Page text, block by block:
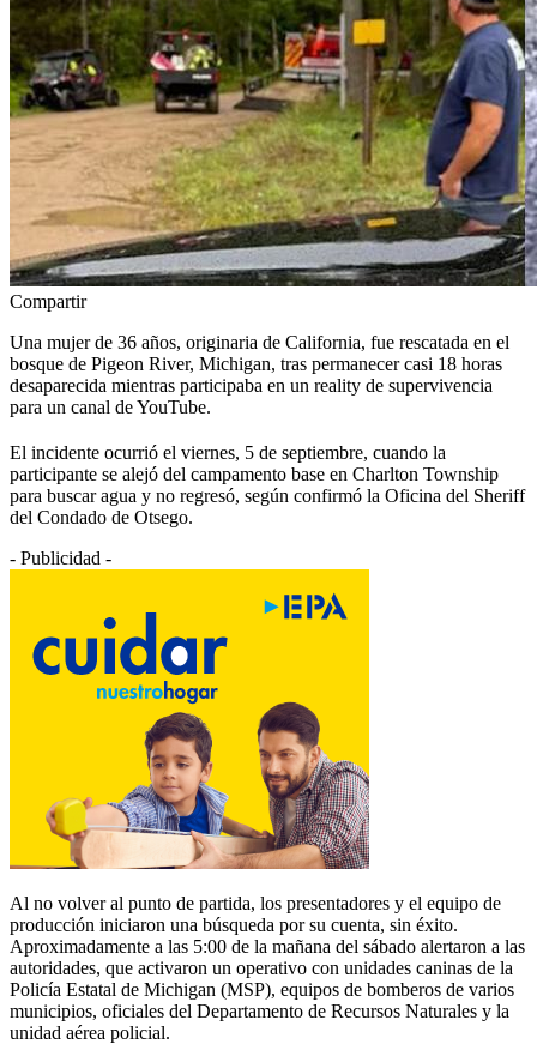
Compartir
Una mujer de 36 años, originaria de California, fue rescatada en el
bosque de Pigeon River, Michigan, tras permanecer casi 18 horas
desaparecida mientras participaba en un reality de supervivencia
para un canal de YouTube.
El incidente ocurrió el viernes, 5 de septiembre, cuando la
participante se alejó del campamento base en Charlton Township
para buscar agua y no regresó, según confirmó la Oficina del Sheriff
del Condado de Otsego.
- Publicidad -
Al no volver al punto de partida, los presentadores y el equipo de
producción iniciaron una búsqueda por su cuenta, sin éxito.
Aproximadamente a las 5:00 de la mañana del sábado alertaron a las
autoridades, que activaron un operativo con unidades caninas de la
Policía Estatal de Michigan (MSP), equipos de bomberos de varios
municipios, oficiales del Departamento de Recursos Naturales y la
unidad aérea policial.